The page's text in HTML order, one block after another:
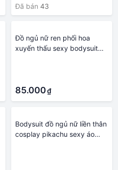
Đã bán 43
Đồ ngủ nữ ren phối hoa
xuyến thấu sexy bodysuit
85.000₫
Bodysuit đồ ngủ nữ liền thân
cosplay pikachu sexy áo